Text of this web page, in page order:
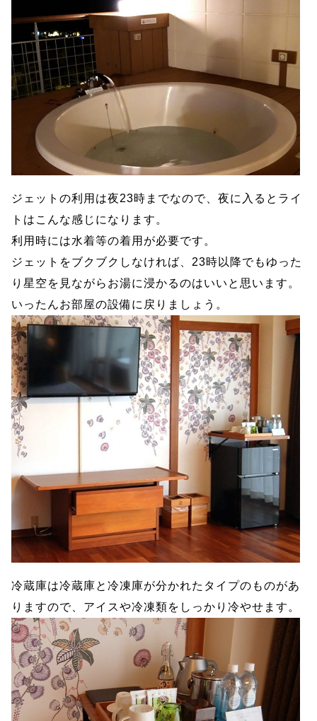
ジェットの利用は夜23時までなので、夜に入るとライ
トはこんな感じになります。
利用時には水着等の着用が必要です。
ジェットをブクブクしなければ、23時以降でもゆった
り星空を見ながらお湯に浸かるのはいいと思います。
いったんお部屋の設備に戻りましょう。
冷蔵庫は冷蔵庫と冷凍庫が分かれたタイプのものがあ
りますので、アイスや冷凍類をしっかり冷やせます。